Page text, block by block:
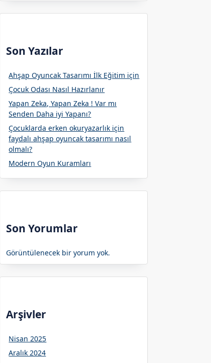
Son Yazılar
Ahşap Oyuncak Tasarımı İlk Eğitim için
Çocuk Odası Nasıl Hazırlanır
Yapan Zeka, Yapan Zeka ! Var mı
Senden Daha iyi Yapanı?
Çocuklarda erken okuryazarlık için
faydalı ahşap oyuncak tasarımı nasıl
olmalı?
Modern Oyun Kuramları
Son Yorumlar
Görüntülenecek bir yorum yok.
Arşivler
Nisan 2025
Aralık 2024